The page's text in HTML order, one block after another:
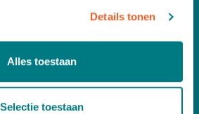
Details tonen
Alles toestaan
Selectie toestaan
Informationen ?
unverbindlich Kontakt zu uns auf: